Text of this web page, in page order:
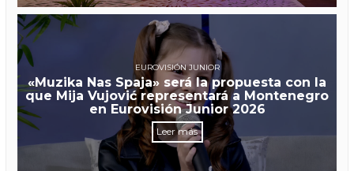
EUROVISIÓN JUNIOR
«Muzika Nas Spaja» será la propuesta con la
que Mija Vujović representará a Montenegro
en Eurovisión Junior 2026
Leer más